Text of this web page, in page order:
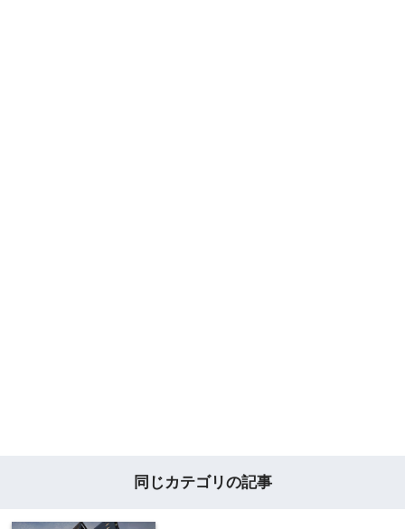
同じカテゴリの記事